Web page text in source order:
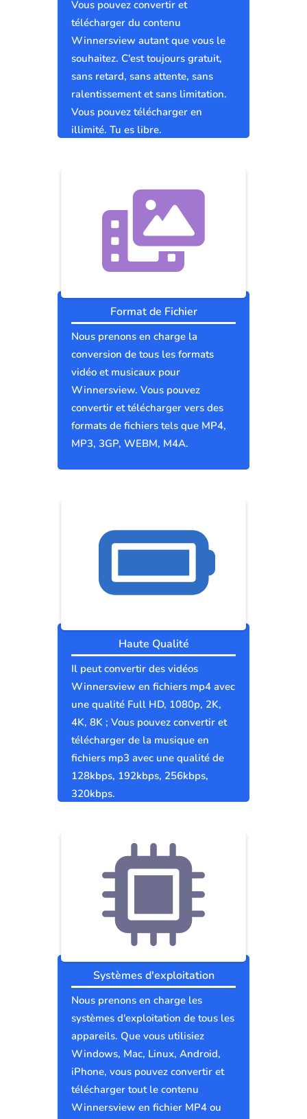
Vous pouvez convertir et
télécharger du contenu
Winnersview autant que vous le
souhaitez. C'est toujours gratuit,
sans retard, sans attente, sans
ralentissement et sans limitation.
Vous pouvez télécharger en
illimité. Tu es libre.
Format de Fichier
Nous prenons en charge la
conversion de tous les formats
vidéo et musicaux pour
Winnersview. Vous pouvez
convertir et télécharger vers des
formats de fichiers tels que MP4,
MP3, 3GP, WEBM, M4A.
Haute Qualité
Il peut convertir des vidéos
Winnersview en fichiers mp4 avec
une qualité Full HD, 1080p, 2K,
4K, 8K ; Vous pouvez convertir et
télécharger de la musique en
fichiers mp3 avec une qualité de
128kbps, 192kbps, 256kbps,
320kbps.
Systèmes d'exploitation
Nous prenons en charge les
systèmes d'exploitation de tous les
appareils. Que vous utilisiez
Windows, Mac, Linux, Android,
iPhone, vous pouvez convertir et
télécharger tout le contenu
Winnersview en fichier MP4 ou